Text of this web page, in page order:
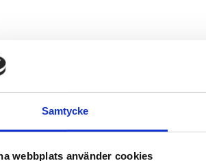
Samtycke
webbplats använder cookies
Latexfritt
Allergivänliga
fysioterapi